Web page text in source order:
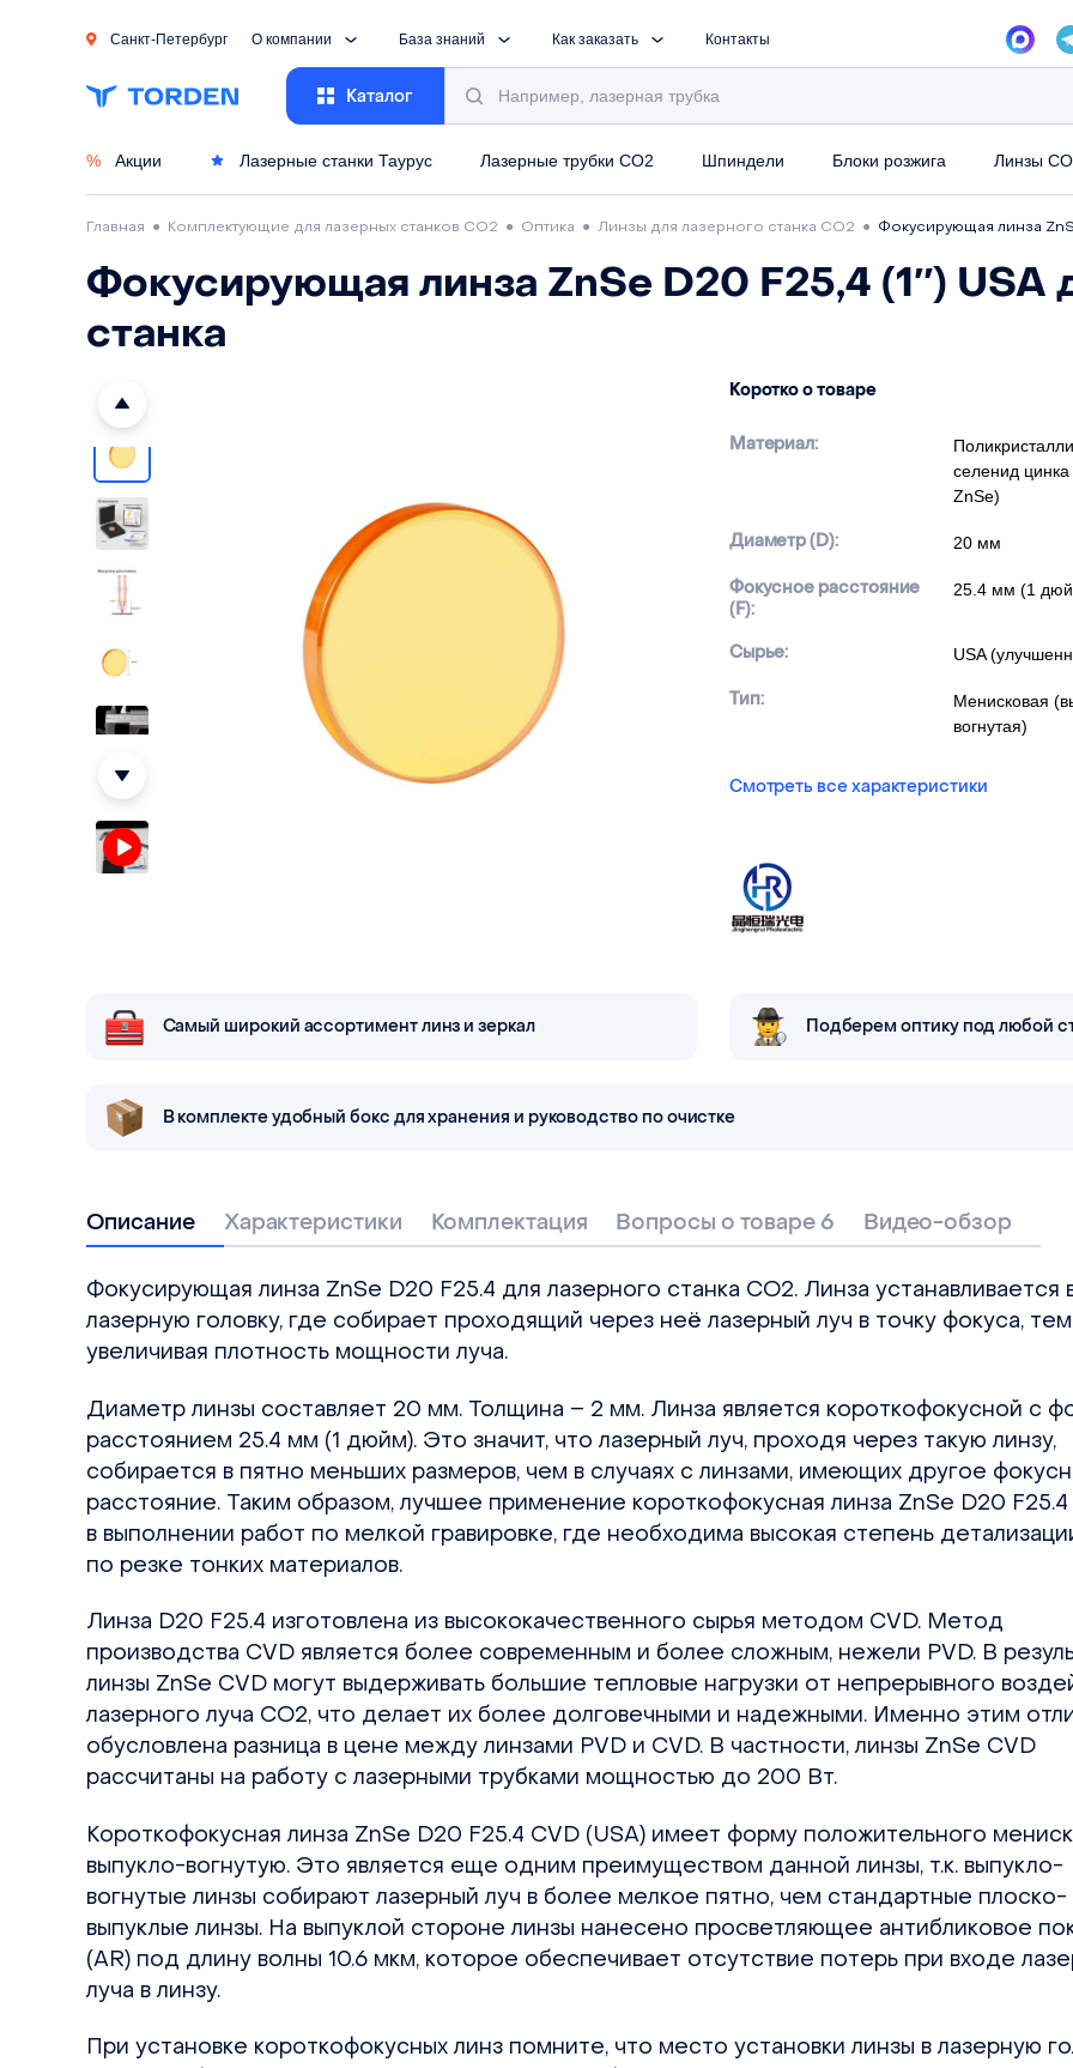
Санкт-Петербург О компании База знаний Как заказать Контакты
Каталог
% Акции Лазерные станки Таурус Лазерные трубки CO2 Шпиндели Блоки розжига Линзы
Главная ● Комплектующие для лазерных станков CO2 ● Оптика ● Линзы для лазерного станка CO2 ● Фокусирующая линза
Фокусирующая линза ZnSe D20 F25,4 (1″) USA
станка
Коротко о товаре
Материал:
селенид цинка
ZnSe)
Диаметр (D): 20 мм
Фокусное расстояние
(F):
25.4 мм (1
Сырье: USA
Тип:
Менисковая
вогнутая)
Смотреть все характеристики
Самый широкий ассортимент линз и зеркал Подберем оптику под любой
В комплекте удобный бокс для хранения и руководство по очистке
Описание Характеристики Комплектация Вопросы о товаре 6 Видео-обзор
Фокусирующая линза ZnSe D20 F25.4 для лазерного станка СО2. Линза устанавливается
лазерную головку, где собирает проходящий через неё лазерный луч в точку фокуса,
увеличивая плотность мощности луча.
Диаметр линзы составляет 20 мм. Толщина – 2 мм. Линза является короткофокусной с
расстоянием 25.4 мм (1 дюйм). Это значит, что лазерный луч, проходя через такую линзу,
собирается в пятно меньших размеров, чем в случаях с линзами, имеющих другое
расстояние. Таким образом, лучшее применение короткофокусная линза ZnSe D20
в выполнении работ по мелкой гравировке, где необходима высокая степень
по резке тонких материалов.
Линза D20 F25.4 изготовлена из высококачественного сырья методом CVD. Метод
производства CVD является более современным и более сложным, нежели PVD. В
линзы ZnSe CVD могут выдерживать большие тепловые нагрузки от непрерывного
лазерного луча СО2, что делает их более долговечными и надежными. Именно этим
обусловлена разница в цене между линзами PVD и CVD. В частности, линзы ZnSe CVD
рассчитаны на работу с лазерными трубками мощностью до 200 Вт.
Короткофокусная линза ZnSe D20 F25.4 CVD (USA) имеет форму положительного
выпукло-вогнутую. Это является еще одним преимуществом данной линзы, т.к. выпукло-
вогнутые линзы собирают лазерный луч в более мелкое пятно, чем стандартные плоско-
выпуклые линзы. На выпуклой стороне линзы нанесено просветляющее антибликовое
(AR) под длину волны 10.6 мкм, которое обеспечивает отсутствие потерь при входе
луча в линзу.
При установке короткофокусных линз помните, что место установки линзы в лазерную